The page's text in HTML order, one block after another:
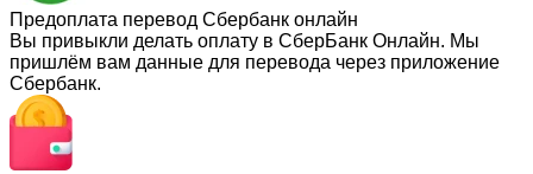
Предоплата перевод Сбербанк онлайн
Вы привыкли делать оплату в СберБанк Онлайн. Мы
пришлём вам данные для перевода через приложение
Сбербанк.